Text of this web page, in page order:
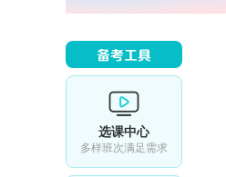
选课中心
多样班次满足需求